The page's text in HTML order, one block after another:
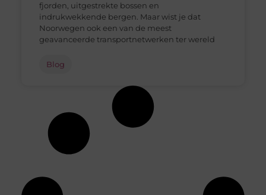
fjorden, uitgestrekte bossen en
indrukwekkende bergen. Maar wist je dat
Noorwegen ook een van de meest
geavanceerde transportnetwerken ter wereld
Blog